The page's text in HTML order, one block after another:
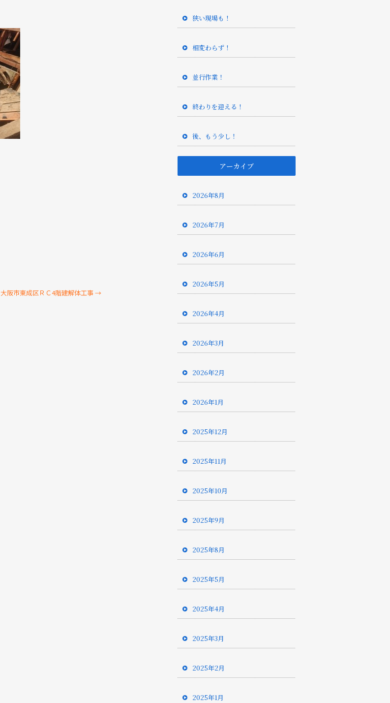
大阪市東成区ＲＣ4階建解体工事→
狭い現場も！
相変わらず！
並行作業！
終わりを迎える！
後、もう少し！
アーカイブ
2026年8月
2026年7月
2026年6月
2026年5月
2026年4月
2026年3月
2026年2月
2026年1月
2025年12月
2025年11月
2025年10月
2025年9月
2025年8月
2025年5月
2025年4月
2025年3月
2025年2月
2025年1月